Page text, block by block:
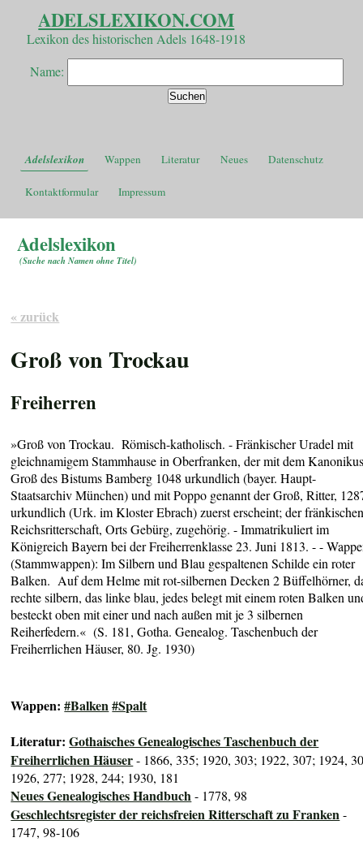
ADELSLEXIKON.COM
Lexikon des historischen Adels 1648-1918
Name:
Adelslexikon Wappen Literatur Neues Datenschutz
Kontaktformular Impressum
Adelslexikon
(Suche nach Namen ohne Titel)
« zurück
Groß von Trockau
Freiherren
»Groß von Trockau.Römisch-katholisch. - Fränkischer Uradel mit
gleichnamigem Stammhause in Oberfranken, der mit dem
Groß des Bistums Bamberg 1048 urkundlich (bayer. Haupt-
Staatsarchiv München) und mit Poppo genannt der Groß, Ritter,
urkundlich (Urk. im Kloster Ebrach) zuerst erscheint; der
Reichsritterschaft, Orts Gebürg, zugehörig. - Immatrikuliert im
Königreich Bayern bei der Freiherrenklasse 23. Juni 1813. - -
(Stammwappen):Im Silbern und Blau gespaltenen Schilde ein roter
Balken. Auf dem Helme mit rot-silbernen Decken 2 Büffelhörner,
rechte silbern, das linke blau, jedes belegt mit einem roten Balken
besteckt oben mit einer und nach außen mit je 3 silbernen
Reiherfedern.« (S. 181, Gotha. Genealog. Taschenbuch der
Freiherrlichen Häuser, 80. Jg. 1930)
Wappen:#Balken#Spalt
Literatur:Gothaisches Genealogisches Taschenbuch der
Freiherrlichen Häuser- 1866, 335; 1920, 303; 1922, 307; 1924,
1926, 277; 1928, 244; 1930, 181
Neues Genealogisches Handbuch- 1778, 98
Geschlechtsregister der reichsfreien Ritterschaft zu Franken-
1747, 98-106